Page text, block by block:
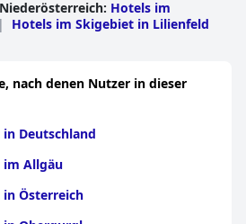
: Hotels im
| Hotels im Skigebiet in Lilienfeld
nach denen Nutzer in dieser
Deutschland
im Allgäu
Österreich